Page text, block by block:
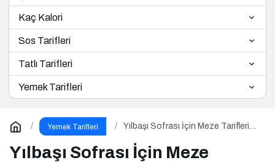
Kaç Kalori
Sos Tarifleri
Tatlı Tarifleri
Yemek Tarifleri
Yemek Tarifleri
Yılbaşı Sofrası İçin Meze Tarifleri
Yılbaşı Sofrası İçin Meze